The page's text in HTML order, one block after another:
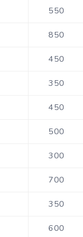
550
850
450
350
450
500
300
700
350
600